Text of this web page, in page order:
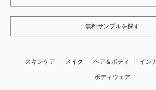
無料サンプルを探す
スキンケア メイク ヘア＆ボディ
イン
ボディウェア